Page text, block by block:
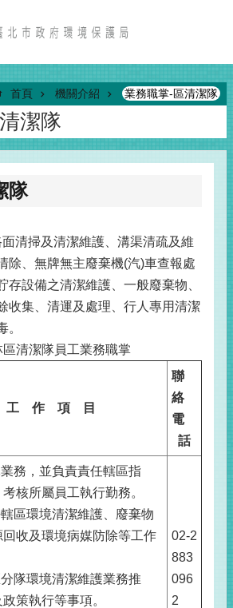
首頁 機關介紹 業務職掌-區清潔隊
潔隊
隊
清掃及清潔維護、溝渠清疏及維
除、無牌無主廢棄機(汽)車查報處
存設備之清潔維護、一般廢棄物、
收集、清運及處理、行人專用清潔
。
工 作 項 目
聯
絡
電
話
區清潔隊員工業務職掌
務，並負責責任轄區指
核所屬員工執行勤務。
區環境清潔維護、廢棄物
收及環境病媒防除等工作
隊環境清潔維護業務推
策執行等事項。
02-2
883
096
2